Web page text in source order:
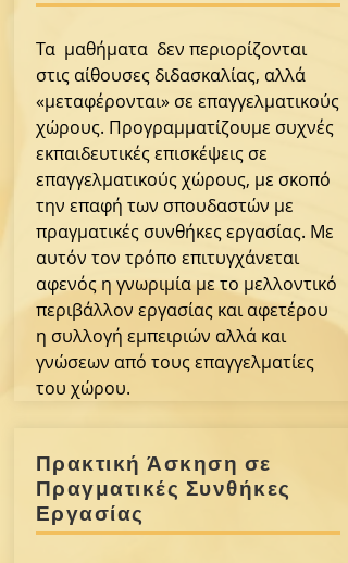
Τα μαθήματα δεν περιορίζονται
στις αίθουσες διδασκαλίας, αλλά
«μεταφέρονται» σε επαγγελματικούς
χώρους. Προγραμματίζουμε συχνές
εκπαιδευτικές επισκέψεις σε
επαγγελματικούς χώρους, με σκοπό
την επαφή των σπουδαστών με
πραγματικές συνθήκες εργασίας. Με
αυτόν τον τρόπο επιτυγχάνεται
αφενός η γνωριμία με το μελλοντικό
περιβάλλον εργασίας και αφετέρου
η συλλογή εμπειριών αλλά και
γνώσεων από τους επαγγελματίες
του χώρου.
Πρακτική Άσκηση σε
Πραγματικές Συνθήκες
Εργασίας